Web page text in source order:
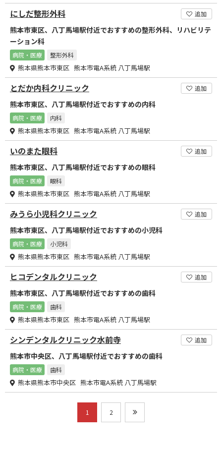
にしだ整形外科 追加
熊本市東区、八丁馬場駅付近でおすすめの整形外科、リハビリテ
ーション科
病院・医療 整形外科
熊本県熊本市東区 熊本市電A系統 八丁馬場駅
とだか内科クリニック 追加
熊本市東区、八丁馬場駅付近でおすすめの内科
病院・医療 内科
熊本県熊本市東区 熊本市電A系統 八丁馬場駅
いのまた眼科 追加
熊本市東区、八丁馬場駅付近でおすすめの眼科
病院・医療 眼科
熊本県熊本市東区 熊本市電A系統 八丁馬場駅
みうら小児科クリニック 追加
熊本市東区、八丁馬場駅付近でおすすめの小児科
病院・医療 小児科
熊本県熊本市東区 熊本市電A系統 八丁馬場駅
ヒコデンタルクリニック 追加
熊本市東区、八丁馬場駅付近でおすすめの歯科
病院・医療 歯科
熊本県熊本市東区 熊本市電A系統 八丁馬場駅
シンデンタルクリニック水前寺 追加
熊本市中央区、八丁馬場駅付近でおすすめの歯科
病院・医療 歯科
熊本県熊本市中央区 熊本市電A系統 八丁馬場駅
1 2